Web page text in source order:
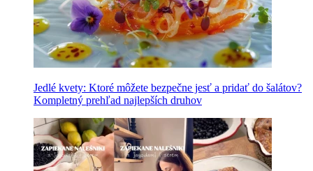
Jedlé kvety: Ktoré môžete bezpečne jesť a pridať do šalátov?
Kompletný prehľad najlepších druhov